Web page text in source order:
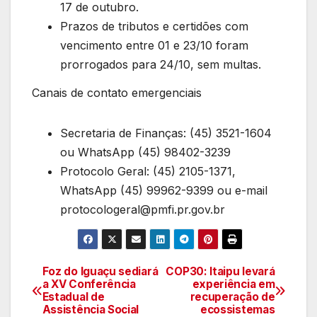
17 de outubro.
Prazos de tributos e certidões com
vencimento entre 01 e 23/10 foram
prorrogados para 24/10, sem multas.
Canais de contato emergenciais
Secretaria de Finanças: (45) 3521-1604
ou WhatsApp (45) 98402-3239
Protocolo Geral: (45) 2105-1371,
WhatsApp (45) 99962-9399 ou e-mail
protocologeral@pmfi.pr.gov.br
Navegação
de
COP30: Itaipu levará
experiência em
recuperação de
ecossistemas
Foz do Iguaçu sediará
a XV Conferência
Estadual de
Assistência Social